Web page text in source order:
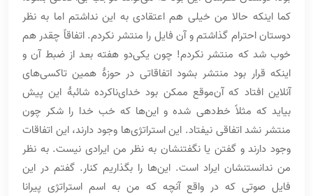
کما اینکه حالا من خیلی هم اعتقادی به این نداشتم اما به نظر
دوستان احترام گذاشتم و آن فایل را منتشر نکردم. اتفاقاً چقدر هم
خوب شد که منتشر نکردم! چون یکی‌دو هفته بعد از ضبط آن و
اینکه قرار بود منتشر بشود اتفاقاتی در حوزۀ همین تاکسی‌های
آنلاین افتاد که آن‌موقع ممکن بود خدای‌ناکرده شائبۀ این پیش
بیاید که مثلاً خط‌دهی شده و این‌ها که خب خدا را شکر چون
منتشر نشد اتفاقی نیفتاد. این استراتژی‌ها وجود دارند، این اتفاقات
وجود دارند و گفتن یا نگفتنشان به نظر من ایرادی نیست. به نظر
من ندانستنشان ایراد است. این‌ها را بگذاریم کنار. گفتم در این
فایل صوتی که در واقع آنچه که من به اسم استراتژی پیرانا